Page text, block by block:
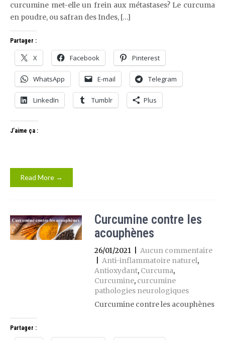
curcumine met-elle un frein aux métastases? Le curcuma
en poudre, ou safran des Indes, […]
Partager :
X Facebook Pinterest
WhatsApp E-mail Telegram
LinkedIn Tumblr Plus
J’aime ça :
Read More →
Curcumine contre les
acouphènes
26/01/2021
Aucun commentaire
Anti-inflammatoire naturel,
Antioxydant, Curcuma,
Curcumine, curcumine
pathologies neurologiques
Curcumine contre les acouphènes
Partager :